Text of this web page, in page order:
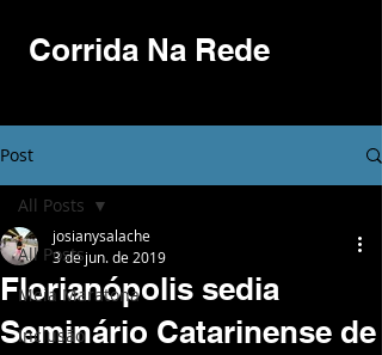
Corrida Na Rede
Post
All Posts
Meia Maratona
Inclusão
All Posts
Florianópolis sedia
Seminário Catarinense de
josianysalache
3 de jun. de 2019